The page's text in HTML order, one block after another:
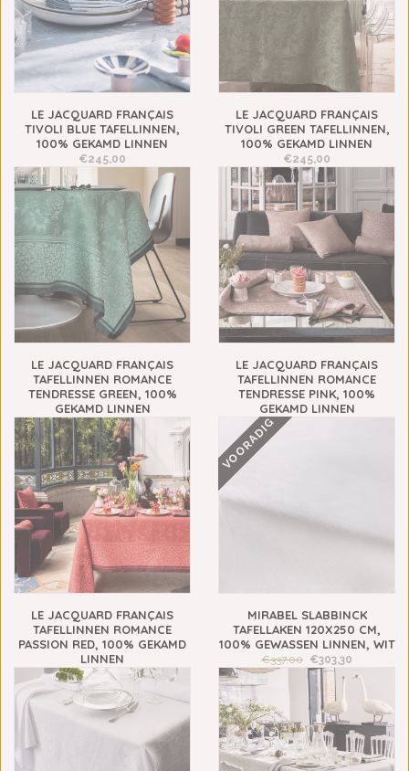
LE JACQUARD FRANÇAIS
TIVOLI BLUE TAFELLINNEN,
100% GEKAMD LINNEN
€245,00
LE JACQUARD FRANÇAIS
TIVOLI GREEN TAFELLINNEN,
100% GEKAMD LINNEN
€245,00
LE JACQUARD FRANÇAIS
TAFELLINNEN ROMANCE
TENDRESSE GREEN, 100%
GEKAMD LINNEN
€109,00
LE JACQUARD FRANÇAIS
TAFELLINNEN ROMANCE
TENDRESSE PINK, 100%
GEKAMD LINNEN
€109,00
LE JACQUARD FRANÇAIS
TAFELLINNEN ROMANCE
PASSION RED, 100% GEKAMD
LINNEN
€109,00
VOORADIG
MIRABEL SLABBINCK
TAFELLAKEN 120X250 CM,
100% GEWASSEN LINNEN, WIT
€337,00 €303,30